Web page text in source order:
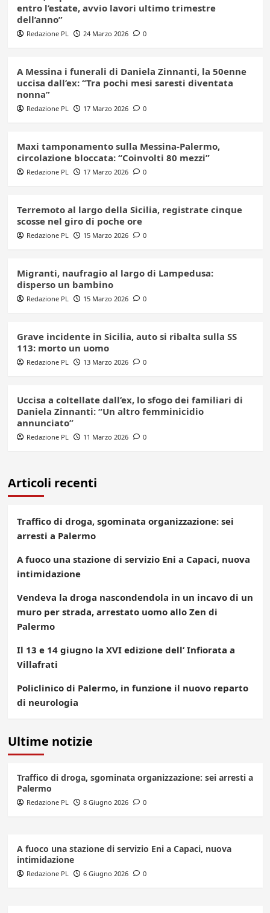
entro l’estate, avvio lavori ultimo trimestre
dell’anno”
Redazione PL 24 Marzo 2026 0
A Messina i funerali di Daniela Zinnanti, la 50enne
uccisa dall’ex: “Tra pochi mesi saresti diventata
nonna”
Redazione PL 17 Marzo 2026 0
Maxi tamponamento sulla Messina-Palermo,
circolazione bloccata: “Coinvolti 80 mezzi”
Redazione PL 17 Marzo 2026 0
Terremoto al largo della Sicilia, registrate cinque
scosse nel giro di poche ore
Redazione PL 15 Marzo 2026 0
Migranti, naufragio al largo di Lampedusa:
disperso un bambino
Redazione PL 15 Marzo 2026 0
Grave incidente in Sicilia, auto si ribalta sulla SS
113: morto un uomo
Redazione PL 13 Marzo 2026 0
Uccisa a coltellate dall’ex, lo sfogo dei familiari di
Daniela Zinnanti: “Un altro femminicidio
annunciato”
Redazione PL 11 Marzo 2026 0
Articoli recenti
Traffico di droga, sgominata organizzazione: sei
arresti a Palermo
A fuoco una stazione di servizio Eni a Capaci, nuova
intimidazione
Vendeva la droga nascondendola in un incavo di un
muro per strada, arrestato uomo allo Zen di
Palermo
Il 13 e 14 giugno la XVI edizione dell’ Infiorata a
Villafrati
Policlinico di Palermo, in funzione il nuovo reparto
di neurologia
Ultime notizie
Traffico di droga, sgominata organizzazione: sei arresti a
Palermo
Redazione PL 8 Giugno 2026 0
A fuoco una stazione di servizio Eni a Capaci, nuova
intimidazione
Redazione PL 6 Giugno 2026 0